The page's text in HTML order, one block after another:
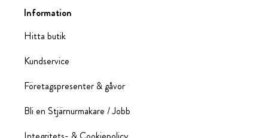
Information
Hitta butik
Kundservice
Företagspresenter & gåvor
Bli en Stjärnurmakare / Jobb